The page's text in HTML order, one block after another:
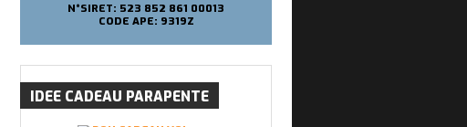
N°SIRET: 523 852 861 00013
CODE APE: 9319Z
IDEE CADEAU PARAPENTE